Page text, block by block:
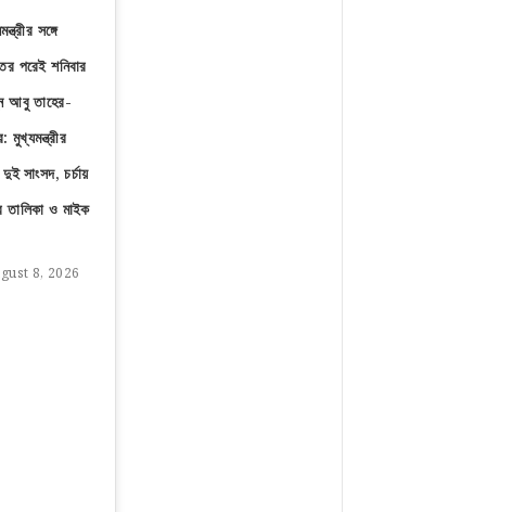
সঙ্গে
পরেই শনিবার
আবু তাহের-
মুখ্যমন্ত্রীর
দুই সাংসদ, চর্চায়
তালিকা ও মাইক
8, 2026